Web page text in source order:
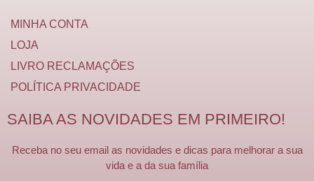
MINHA CONTA
LOJA
LIVRO RECLAMAÇÕES
POLÍTICA PRIVACIDADE
SAIBA AS NOVIDADES EM PRIMEIRO!
Receba no seu email as novidades e dicas para melhorar a sua
vida e a da sua família